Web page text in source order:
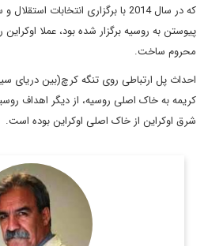
که در سال 2014 با برگزاری انتخابات
پیوستن به روسیه برگزار شده بود، عملا
محروم ساخت.
احداث پل ارتباطی روی تنگه کرچ(بین دریای
کریمه به خاک اصلی روسیه، از دیگر اهداف
شرق اوکراین از خاک اصلی اوکراین بوده است.
استادیار جغرافیای سیاسی، دانشکده
اطلاعات بیشتر